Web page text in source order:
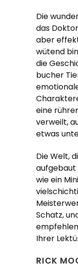
Die
das
aber
wütend
die
bucher
eine
verweilt,
etwas
Die Welt,
aufgebaut
wie ein
Schatz,
Ihrer
RICK